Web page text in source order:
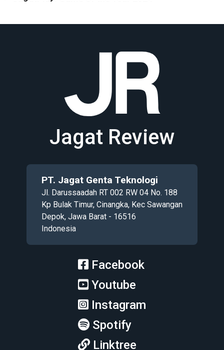
Jagat Review
PT. Jagat Genta Teknologi
Jl. Darussaadah RT 002 RW 04 No. 188
Kp Bulak Timur, Cinangka, Kec Sawangan
Depok, Jawa Barat - 16516
Indonesia
Facebook
Youtube
Instagram
Spotify
Linktree